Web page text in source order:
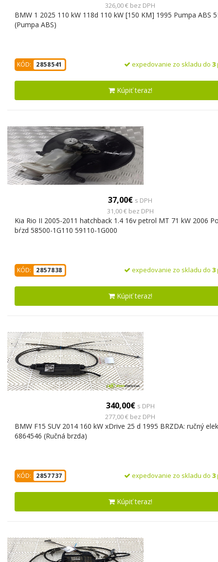
326,00 € bez DPH
BMW 1 2025 110 kW 118d 110 kW [150 KM] 1995 Pumpa ABS
(Pumpa ABS)
KÓD: 2858541 expedovanie zo skladu do 3
Kúpiť teraz!
37,00€ s DPH
31,00 € bez DPH
Kia Rio II 2005-2011 hatchback 1.4 16v petrol MT 71 kW 2006
bŕzd 58500-1G110 59110-1G000
KÓD: 2857838 expedovanie zo skladu do 3
Kúpiť teraz!
340,00€ s DPH
277,00 € bez DPH
BMW F15 SUV 2014 160 kW xDrive 25 d 1995 BRZDA: ručný
6864546 (Ručná brzda)
KÓD: 2857737 expedovanie zo skladu do 3
Kúpiť teraz!